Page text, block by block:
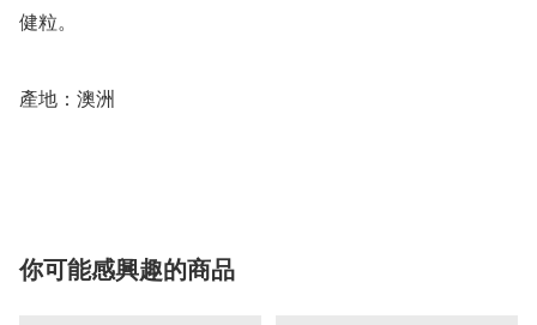
健粒。
產地：澳洲
你可能感興趣的商品